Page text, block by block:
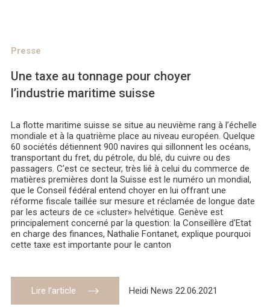
Presse
Une taxe au tonnage pour choyer
l’industrie maritime suisse
La flotte maritime suisse se situe au neuvième rang à l’échelle
mondiale et à la quatrième place au niveau européen. Quelque
60 sociétés détiennent 900 navires qui sillonnent les océans,
transportant du fret, du pétrole, du blé, du cuivre ou des
passagers. C’est ce secteur, très lié à celui du commerce de
matières premières dont la Suisse est le numéro un mondial,
que le Conseil fédéral entend choyer en lui offrant une
réforme fiscale taillée sur mesure et réclamée de longue date
par les acteurs de ce «cluster» helvétique. Genève est
principalement concerné par la question: la Conseillère d'Etat
en charge des finances, Nathalie Fontanet, explique pourquoi
cette taxe est importante pour le canton
Lire l’article Heidi News 22.06.2021